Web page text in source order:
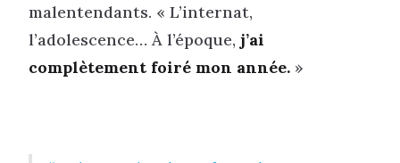
malentendants. « L’internat,
l’adolescence… À l’époque, j’ai
complètement foiré mon année. »